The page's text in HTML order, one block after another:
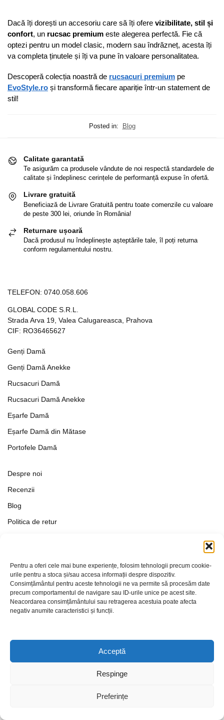
Pentru a oferi cele mai bune experiențe, folosim tehnologii precum cookie-
urile pentru a stoca și/sau accesa informații despre dispozitiv.
Consimțământul pentru aceste tehnologii ne va permite să procesăm date
precum comportamentul de navigare sau ID-urile unice pe acest site.
Neacordarea consimțământului sau retragerea acestuia poate afecta
negativ anumite caracteristici și funcții.
Acceptă
Respinge
Preferințe
Dacă îți dorești un accesoriu care să îți ofere vizibilitate, stil și
confort, un rucsac premium este alegerea perfectă. Fie că
optezi pentru un model clasic, modern sau îndrăzneț, acesta îți
va completa ținutele și îți va pune în valoare personalitatea.
Descoperă colecția noastră de rucsacuri premium pe
EvoStyle.ro și transformă fiecare apariție într-un statement de
stil!
Posted in: Blog
Calitate garantată
Te asigurăm ca produsele vândute de noi respectă standardele de
calitate și îndeplinesc cerințele de performanță expuse în ofertă.
Livrare gratuită
Beneficiază de Livrare Gratuită pentru toate comenzile cu valoare
de peste 300 lei, oriunde în România!
Returnare ușoară
Dacă produsul nu îndeplinește așteptările tale, îl poți returna
conform regulamentului nostru.
TELEFON: 0740.058.606
GLOBAL CODE S.R.L.
Strada Arva 19, Valea Calugareasca, Prahova
CIF: RO36465627
Genți Damă
Genți Damă Anekke
Rucsacuri Damă
Rucsacuri Damă Anekke
Eșarfe Damă
Eșarfe Damă din Mătase
Portofele Damă
Despre noi
Recenzii
Blog
Politica de retur
Politica de Confidențialitate
Politica de cookies
Setări Cookie-uri
Contact